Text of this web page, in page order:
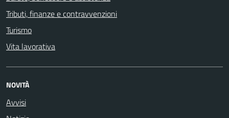
Tributi, finanze e contravvenzioni
Turismo
Vita lavorativa
NOVITÀ
Avvisi